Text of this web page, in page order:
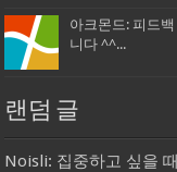
아크몬드: 피드
니다 ^^...
랜덤 글
Noisli: 집중하고 싶을